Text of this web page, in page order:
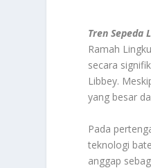
Tren Sepeda
Ramah
secara
Libbey.
yang besar
Pada
teknologi
anggap